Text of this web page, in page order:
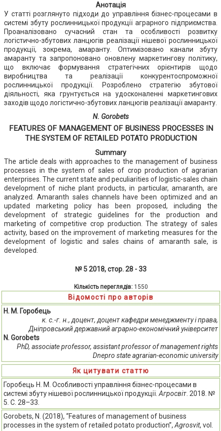
Анотація
У статті розглянуто підходи до управління бізнес-процесами в
системі збуту рослинницької продукції аграрного підприємства.
Проаналізовано сучасний стан та особливості розвитку
логістично-збутових ланцюгів реалізації нішевої рослинницької
продукції, зокрема, амаранту. Оптимізовано канали збуту
амаранту та запропоновано оновлену маркетингову політику,
що включає формування стратегічних орієнтирів щодо
виробництва та реалізації конкурентоспроможної
рослинницької продукції. Розроблено стратегію збутової
діяльності, яка грунтується на удосконаленні маркетингових
заходів щодо логістично-збутових ланцюгів реалізації амаранту.
N. Gorobets
FEATURES OF MANAGEMENT OF BUSINESS PROCESSES IN
THE SYSTEM OF RETAILED POTATO PRODUCTION
Summary
The article deals with approaches to the management of business
processes in the system of sales of crop production of agrarian
enterprises. The current state and peculiarities of logistic-sales chain
development of niche plant products, in particular, amaranth, are
analyzed. Amaranth sales channels have been optimized and an
updated marketing policy has been proposed, including the
development of strategic guidelines for the production and
marketing of competitive crop production. The strategy of sales
activity, based on the improvement of marketing measures for the
development of logistic and sales chains of amaranth sale, is
developed.
№ 5 2018, стор. 28 - 33
Кількість переглядів: 1550
Відомості про авторів
Н. М. Горобець
к. с.-г. н., доцент, доцент кафедри менеджменту і права,
Дніпровський державний аграрно-економічний університет
N. Gorobets
PhD, associate professor, assistant professor of management rights
Dnepro state agrarian-economic university
Як цитувати статтю
Горобець Н. М. Особливості управління бізнес-процесами в
системі збуту нішевої рослинницької продукції. Агросвіт . 2018. №
5. С. 28–33.
Gorobets, N. (2018), “Features of management of business
processes in the system of retailed potato production”, Agrosvit, vol.